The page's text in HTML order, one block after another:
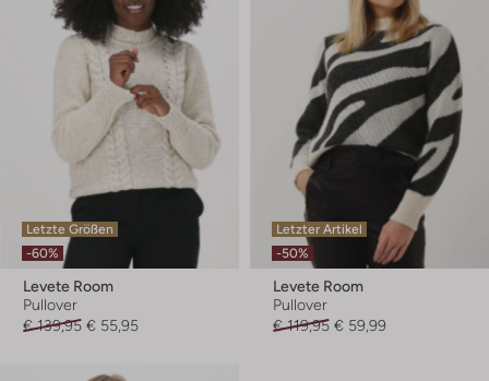
Letzte Größen
-60%
Levete Room
Pullover
€ 139,95 € 55,95
Letzter Artikel
-50%
Levete Room
Pullover
€ 119,95 € 59,99